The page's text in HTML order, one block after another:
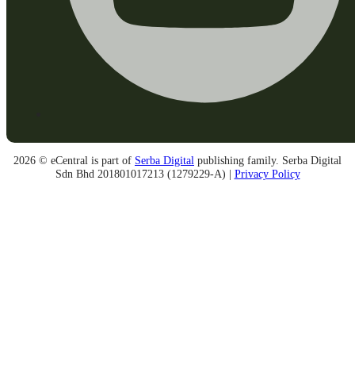
2026 © eCentral is part of Serba Digital publishing family. Serba Digital
Sdn Bhd 201801017213 (1279229-A) | Privacy Policy